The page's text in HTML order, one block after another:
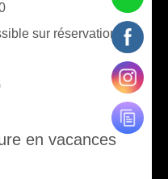
sur réservation
en vacances